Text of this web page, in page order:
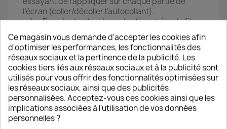
l’écran (coller/décoller l’autocollant).
● 4 ● Prendre la vitre de protection et ôter le film
plastique provisoire en tirant délicatement sur
l’autocollant en haut à droite de la vitre.
● 5 ● Poser avec précision la vitre de protection
sur l’écran du Smartphone en l’alignant sur les
bords du téléphone (à réaliser juste après avoir
ôter le film pour éviter tout dépôt de poussière
sur la couche de silicone).
● 6 ● Effectuer des pressions du centre vers les
bords pour chasser progressivement les
éventuelles bulles d'air.
Ce magasin vous demande d'accepter les cookies afin
d'optimiser les performances, les fonctionnalités des
réseaux sociaux et la pertinence de la publicité. Les
cookies tiers liés aux réseaux sociaux et à la publicité sont
utilisés pour vous offrir des fonctionnalités optimisées sur
les réseaux sociaux, ainsi que des publicités
personnalisées. Acceptez-vous ces cookies ainsi que les
implications associées à l'utilisation de vos données
personnelles ?